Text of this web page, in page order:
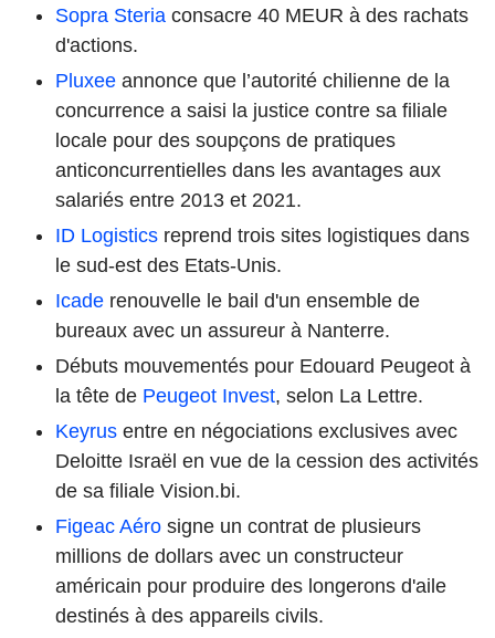
Sopra Steria consacre 40 MEUR à des rachats
d'actions.
Pluxee annonce que l’autorité chilienne de la
concurrence a saisi la justice contre sa filiale
locale pour des soupçons de pratiques
anticoncurrentielles dans les avantages aux
salariés entre 2013 et 2021.
ID Logistics reprend trois sites logistiques dans
le sud-est des Etats-Unis.
Icade renouvelle le bail d'un ensemble de
bureaux avec un assureur à Nanterre.
Débuts mouvementés pour Edouard Peugeot à
la tête de Peugeot Invest, selon La Lettre.
Keyrus entre en négociations exclusives avec
Deloitte Israël en vue de la cession des activités
de sa filiale Vision.bi.
Figeac Aéro signe un contrat de plusieurs
millions de dollars avec un constructeur
américain pour produire des longerons d'aile
destinés à des appareils civils.